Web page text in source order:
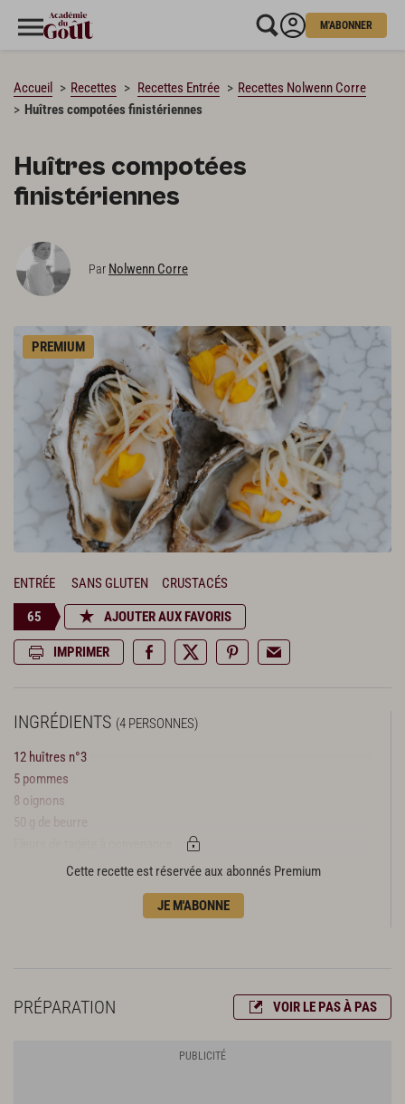
M'ABONNER
Accueil Recettes Recettes Entrée
Recettes Nolwenn Corre
Huîtres compotées finistériennes
Huîtres compotées
finistériennes
Par Nolwenn Corre
PREMIUM
ENTRÉE SANS GLUTEN CRUSTACÉS
65 AJOUTER AUX FAVORIS
IMPRIMER
INGRÉDIENTS (4 PERSONNES)
12 huîtres n°3
5 pommes
8 oignons
50 g de beurre
Cette recette est réservée aux abonnés Premium
JE M'ABONNE
PRÉPARATION VOIR LE PAS À PAS
CHARGEMENT…